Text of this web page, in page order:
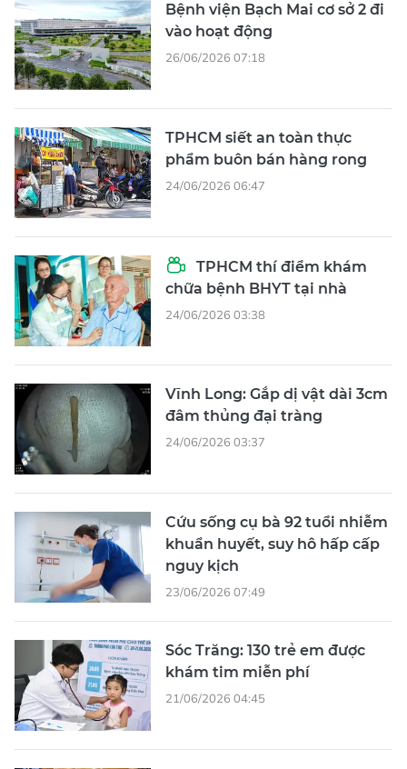
Bệnh viện Bạch Mai cơ sở 2 đi
vào hoạt động
26/06/2026 07:18
TPHCM siết an toàn thực
phẩm buôn bán hàng rong
24/06/2026 06:47
TPHCM thí điểm khám
chữa bệnh BHYT tại nhà
24/06/2026 03:38
Vĩnh Long: Gắp dị vật dài 3cm
đâm thủng đại tràng
24/06/2026 03:37
Cứu sống cụ bà 92 tuổi nhiễm
khuẩn huyết, suy hô hấp cấp
nguy kịch
23/06/2026 07:49
Sóc Trăng: 130 trẻ em được
khám tim miễn phí
21/06/2026 04:45